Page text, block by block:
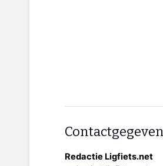
Redactie Ligfiets.net